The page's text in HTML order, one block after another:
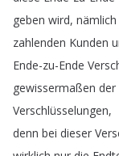
geben wird, nämlich
zahlenden Kunden
Ende-zu-Ende
gewissermaßen der
Verschlüsselungen,
denn bei dieser